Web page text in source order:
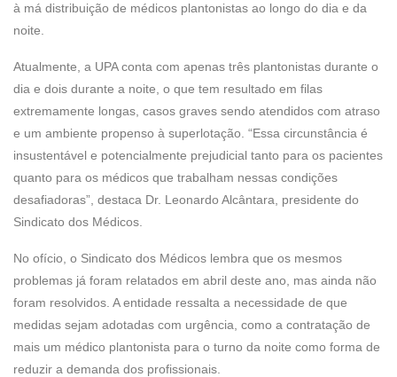
à má distribuição de médicos plantonistas ao longo do dia e da
noite.
Atualmente, a UPA conta com apenas três plantonistas durante o
dia e dois durante a noite, o que tem resultado em filas
extremamente longas, casos graves sendo atendidos com atraso
e um ambiente propenso à superlotação. “Essa circunstância é
insustentável e potencialmente prejudicial tanto para os pacientes
quanto para os médicos que trabalham nessas condições
desafiadoras”, destaca Dr. Leonardo Alcântara, presidente do
Sindicato dos Médicos.
No ofício, o Sindicato dos Médicos lembra que os mesmos
problemas já foram relatados em abril deste ano, mas ainda não
foram resolvidos. A entidade ressalta a necessidade de que
medidas sejam adotadas com urgência, como a contratação de
mais um médico plantonista para o turno da noite como forma de
reduzir a demanda dos profissionais.